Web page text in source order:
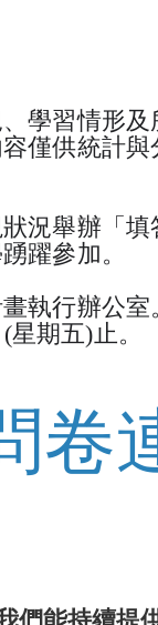
學習情形
僅供統計
況舉辦「
躍參加。
執行辦公室
期五)止。
卷